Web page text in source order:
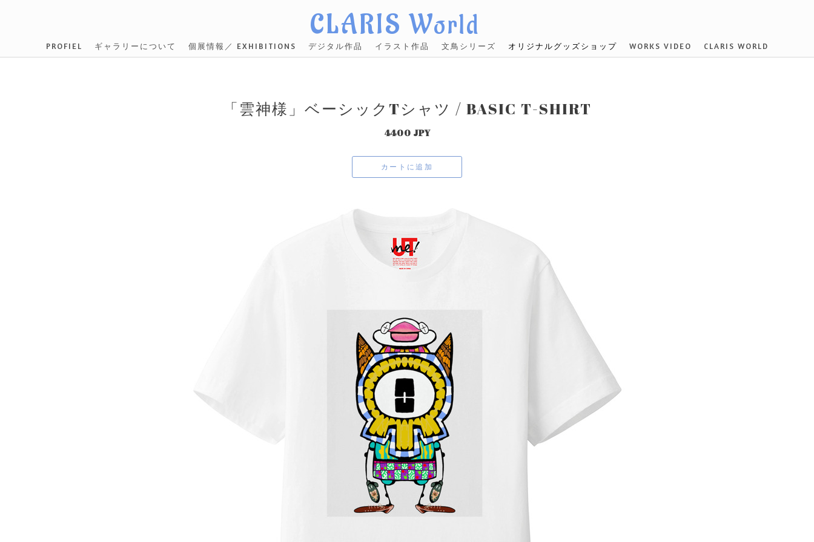
CLARIS World
PROFIEL ギャラリーについて 個展情報／ EXHIBITIONS デジタル作品 イラスト作品 文鳥シリーズ オリジナルグッズショップ WORKS VIDEO CLARIS WORLD
「雲神様」ベーシックTシャツ / BASIC T-SHIRT
4400 JPY
カートに追加